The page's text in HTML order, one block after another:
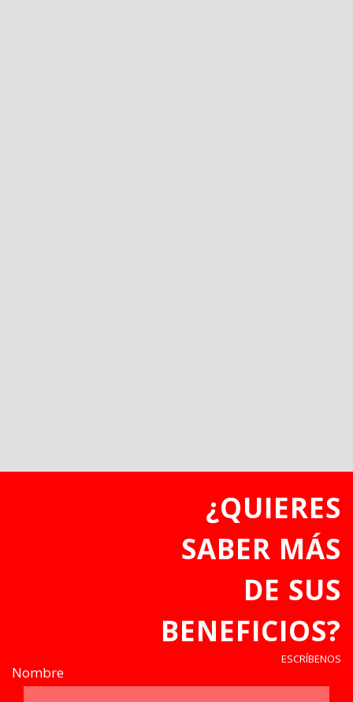
¿QUIERES
SABER MÁS
DE SUS
BENEFICIOS?
ESCRÍBENOS
Nombre